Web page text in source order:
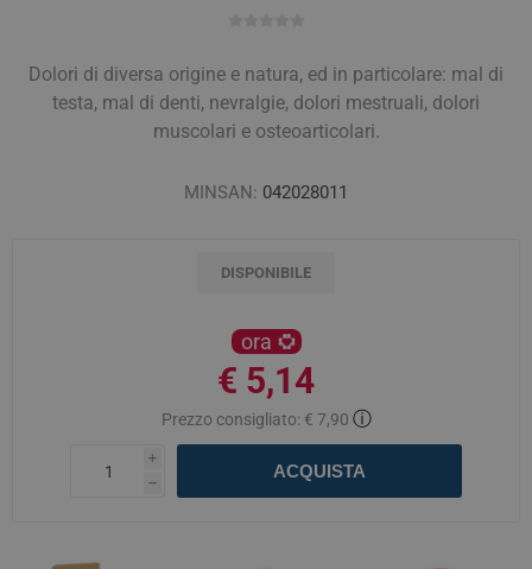
Dolori di diversa origine e natura, ed in particolare: mal di
testa, mal di denti, nevralgie, dolori mestruali, dolori
muscolari e osteoarticolari.
MINSAN: 042028011
DISPONIBILE
ora
€ 5,14
Prezzo consigliato: € 7,90 ⓘ
i
h
ACQUISTA